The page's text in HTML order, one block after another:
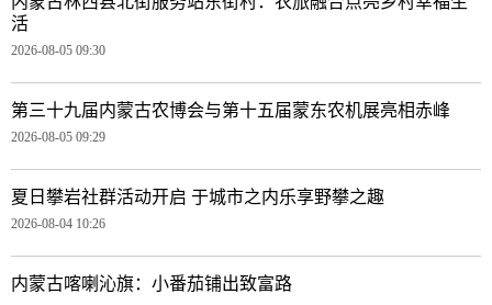
活
2026-08-05 09:30
第三十九届内蒙古农博会与第十五届蒙东农机展亮相赤峰
2026-08-05 09:29
夏日攀岩社群活动开启 于城市之内乐享野攀之趣
2026-08-04 10:26
内蒙古喀喇沁旗：小番茄铺出致富路